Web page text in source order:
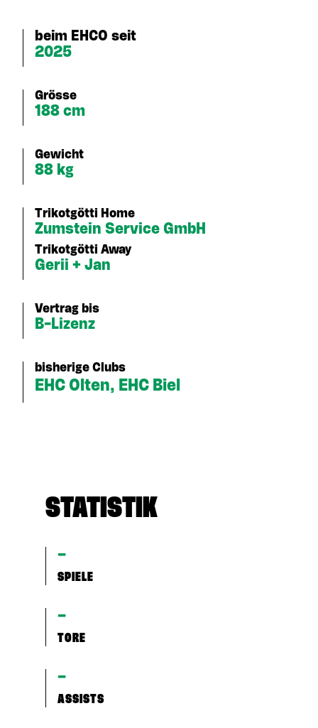
beim EHCO seit
2025
Grösse
188 cm
Gewicht
88 kg
Trikotgötti Home
Zumstein Service GmbH
Trikotgötti Away
Gerii + Jan
Vertrag bis
B-Lizenz
bisherige Clubs
EHC Olten, EHC Biel
STATISTIK
–
SPIELE
–
TORE
–
ASSISTS